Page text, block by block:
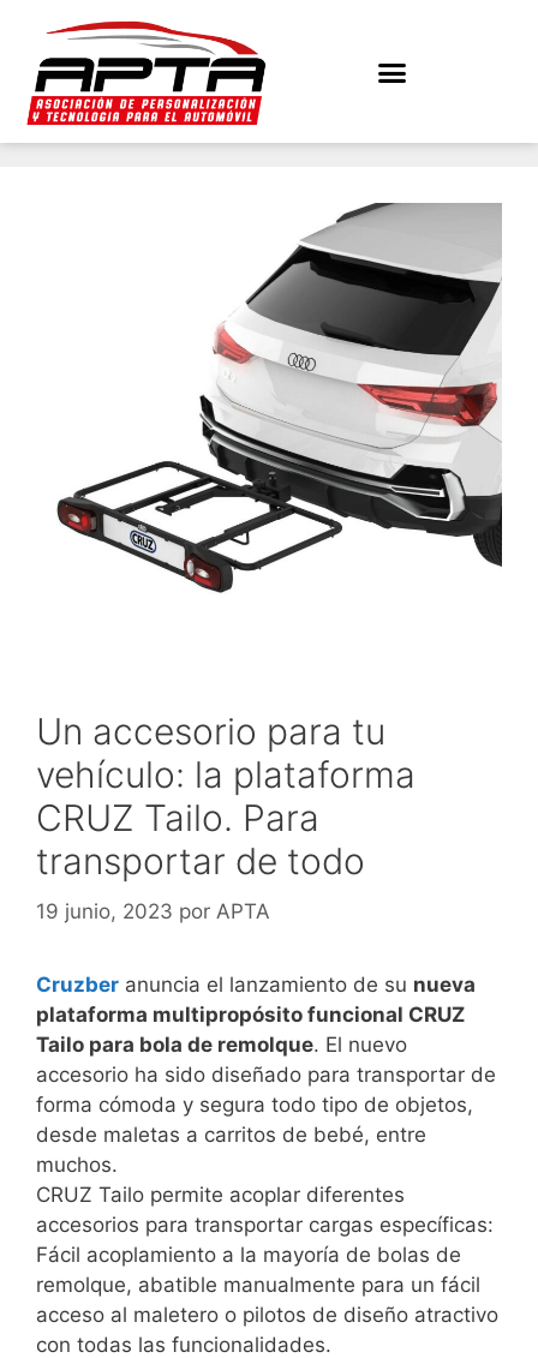
Un accesorio para tu
vehículo: la plataforma
CRUZ Tailo. Para
transportar de todo
19 junio, 2023 por APTA
Cruzber anuncia el lanzamiento de su nueva
plataforma multipropósito funcional CRUZ
Tailo para bola de remolque. El nuevo
accesorio ha sido diseñado para transportar de
forma cómoda y segura todo tipo de objetos,
desde maletas a carritos de bebé, entre
muchos.
CRUZ Tailo permite acoplar diferentes
accesorios para transportar cargas específicas:
Fácil acoplamiento a la mayoría de bolas de
remolque, abatible manualmente para un fácil
acceso al maletero o pilotos de diseño atractivo
con todas las funcionalidades.